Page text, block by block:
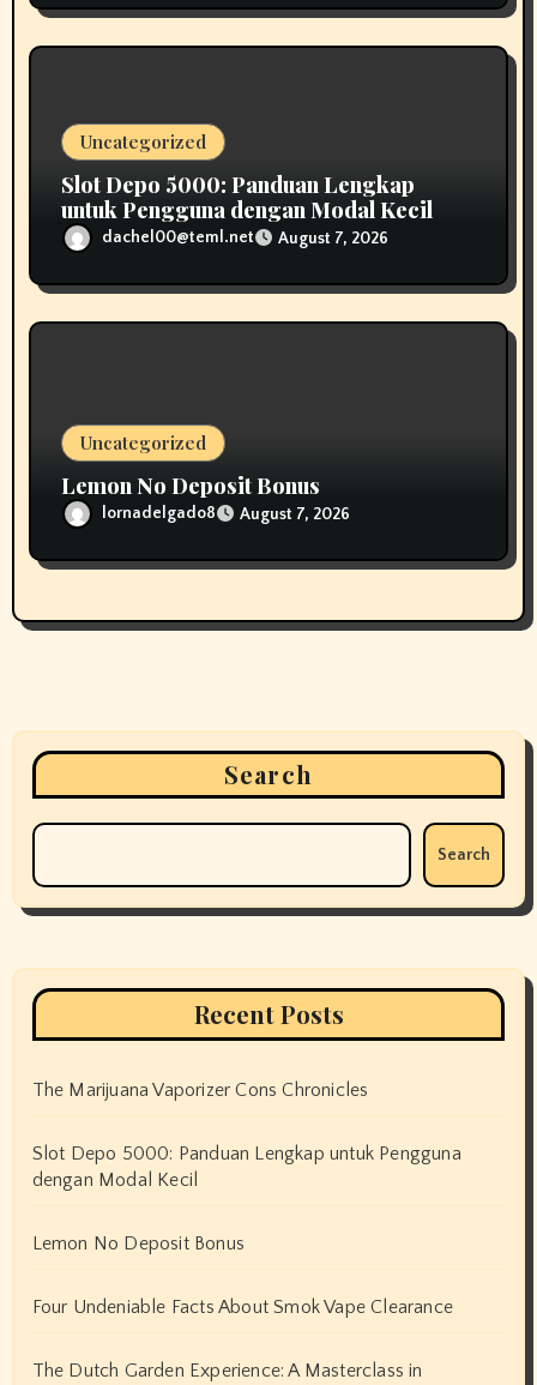
Uncategorized
Slot Depo 5000: Panduan Lengkap
untuk Pengguna dengan Modal Kecil
dachel00@teml.net August 7, 2026
Uncategorized
Lemon No Deposit Bonus
lornadelgado8 August 7, 2026
Search
Search
Recent Posts
The Marijuana Vaporizer Cons Chronicles
Slot Depo 5000: Panduan Lengkap untuk Pengguna
dengan Modal Kecil
Lemon No Deposit Bonus
Four Undeniable Facts About Smok Vape Clearance
The Dutch Garden Experience: A Masterclass in